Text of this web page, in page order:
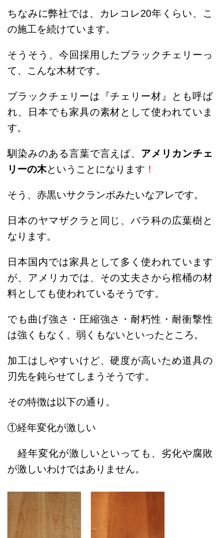
ちなみに弊社では、カレコレ20年くらい、こ
の施工を続けています。
そうそう、今回採用したブラックチェリーっ
て、こんな木材です。
ブラックチェリーは『チェリー材』とも呼ば
れ、日本でも家具の素材として使われていま
す。
馴染みのある言葉で言えば、 アメリカンチェ
リーの木ということになります ！
そう、赤黒いサクランボみたいなアレです。
日本のヤマザクラと同じ、バラ科の広葉樹と
なります。
日本国内では家具として多く使われています
が、アメリカでは、その丈夫さから棺桶の材
料としても使われているそうです。
でも曲げ強さ・圧縮強さ・耐朽性・耐衝撃性
は強くもなく、弱くもないといったところ。
加工はしやすいけど、硬度が高いため道具の
刃先を鈍らせてしまうそうです。
その特徴は以下の通り。
①経年変化が激しい
経年変化が激しいといっても、劣化や腐敗
が激しいわけではありません。